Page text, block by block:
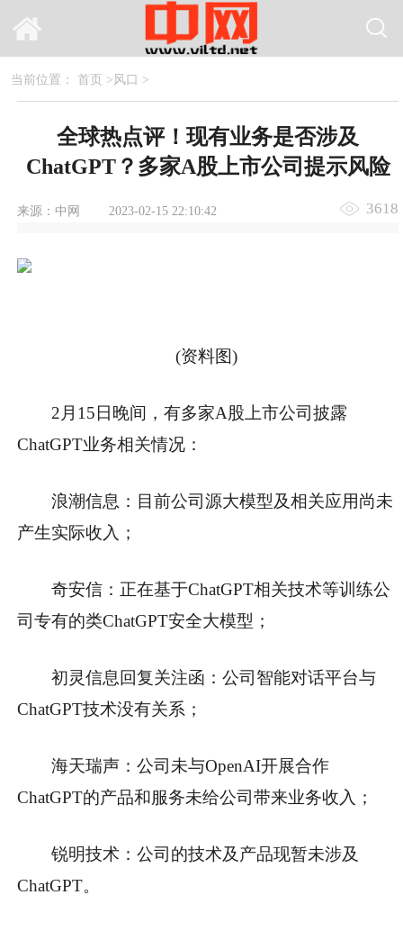
当前位置： 首页 >风口 >
全球热点评！现有业务是否涉及
ChatGPT？多家A股上市公司提示风险
来源：中网 2023-02-15 22:10:42 3618
(资料图)
2月15日晚间，有多家A股上市公司披露
ChatGPT业务相关情况：
浪潮信息：目前公司源大模型及相关应用尚未
产生实际收入；
奇安信：正在基于ChatGPT相关技术等训练公
司专有的类ChatGPT安全大模型；
初灵信息回复关注函：公司智能对话平台与
ChatGPT技术没有关系；
海天瑞声：公司未与OpenAI开展合作
ChatGPT的产品和服务未给公司带来业务收入；
锐明技术：公司的技术及产品现暂未涉及
ChatGPT。